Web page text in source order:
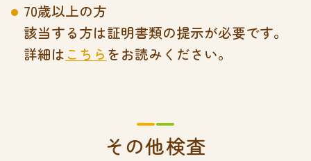
70歳以上の方
該当する方は証明書類の提示が必要です。
詳細は こちら をお読みください。
その他検査